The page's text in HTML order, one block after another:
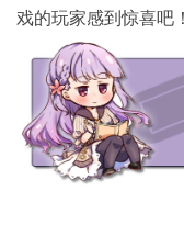
戏的玩家感到惊喜吧！